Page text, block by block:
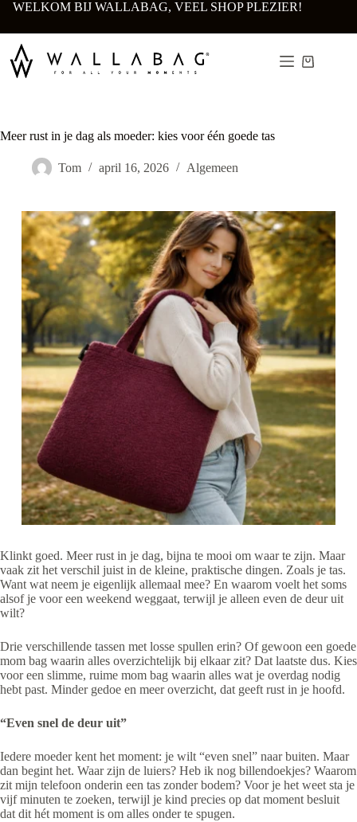
Ga
de
inhoud
WELKOM BIJ WALLABAG, VEEL SHOP PLEZIER!
Meer rust in je dag als moeder: kies voor één goede tas
Tom april 16, 2026 Algemeen
Klinkt goed. Meer rust in je dag, bijna te mooi om waar te zijn. Maar
vaak zit het verschil juist in de kleine, praktische dingen. Zoals je tas.
Want wat neem je eigenlijk allemaal mee? En waarom voelt het soms
alsof je voor een weekend weggaat, terwijl je alleen even de deur uit
wilt?
Drie verschillende tassen met losse spullen erin? Of gewoon een goede
mom bag waarin alles overzichtelijk bij elkaar zit? Dat laatste dus. Kies
voor een slimme, ruime mom bag waarin alles wat je overdag nodig
hebt past. Minder gedoe en meer overzicht, dat geeft rust in je hoofd.
“Even snel de deur uit”
Iedere moeder kent het moment: je wilt “even snel” naar buiten. Maar
dan begint het. Waar zijn de luiers? Heb ik nog billendoekjes? Waarom
zit mijn telefoon onderin een tas zonder bodem? Voor je het weet sta je
vijf minuten te zoeken, terwijl je kind precies op dat moment besluit
dat dit hét moment is om alles onder te spugen.